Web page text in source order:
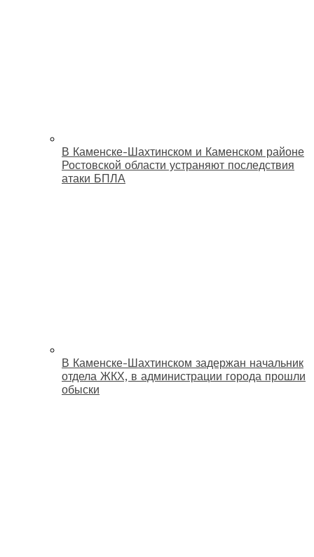
В Каменске-Шахтинском и Каменском районе
Ростовской области устраняют последствия
атаки БПЛА
В Каменске-Шахтинском задержан начальник
отдела ЖКХ, в администрации города прошли
обыски